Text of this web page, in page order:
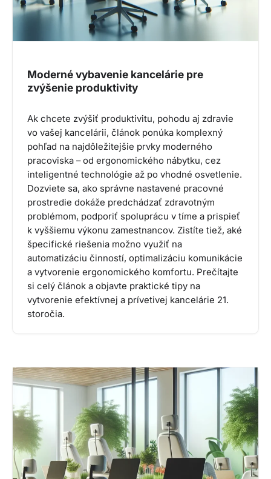
Moderné vybavenie kancelárie pre
zvýšenie produktivity
Ak chcete zvýšiť produktivitu, pohodu aj zdravie
vo vašej kancelárii, článok ponúka komplexný
pohľad na najdôležitejšie prvky moderného
pracoviska – od ergonomického nábytku, cez
inteligentné technológie až po vhodné osvetlenie.
Dozviete sa, ako správne nastavené pracovné
prostredie dokáže predchádzať zdravotným
problémom, podporiť spoluprácu v tíme a prispieť
k vyššiemu výkonu zamestnancov. Zistíte tiež, aké
špecifické riešenia možno využiť na
automatizáciu činností, optimalizáciu komunikácie
a vytvorenie ergonomického komfortu. Prečítajte
si celý článok a objavte praktické tipy na
vytvorenie efektívnej a prívetivej kancelárie 21.
storočia.